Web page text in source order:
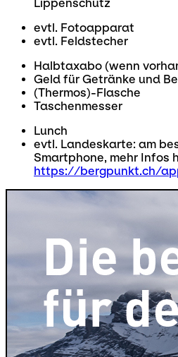
Lippenschutz
evtl. Fotoapparat
evtl. Feldstecher
Halbtaxabo (wenn
Geld für Getränke und
(Thermos)-Flasche
Taschenmesser
Lunch
evtl. Landeskarte: am
Smartphone, mehr Infos
https://bergpunkt.ch/